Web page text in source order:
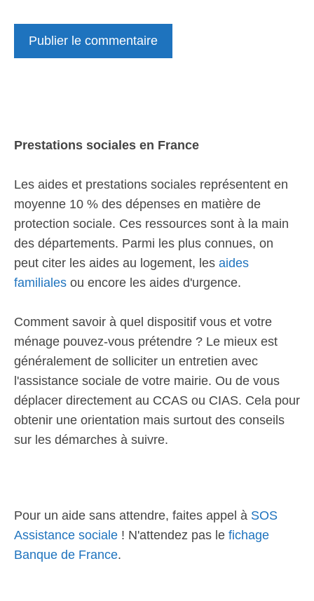
Prestations sociales en France
Les aides et prestations sociales représentent en
moyenne 10 % des dépenses en matière de
protection sociale. Ces ressources sont à la main
des départements. Parmi les plus connues, on
peut citer les aides au logement, les aides
familiales ou encore les aides d'urgence.
Comment savoir à quel dispositif vous et votre
ménage pouvez-vous prétendre ? Le mieux est
généralement de solliciter un entretien avec
l'assistance sociale de votre mairie. Ou de vous
déplacer directement au CCAS ou CIAS. Cela pour
obtenir une orientation mais surtout des conseils
sur les démarches à suivre.
Pour un aide sans attendre, faites appel à SOS
Assistance sociale ! N'attendez pas le fichage
Banque de France.